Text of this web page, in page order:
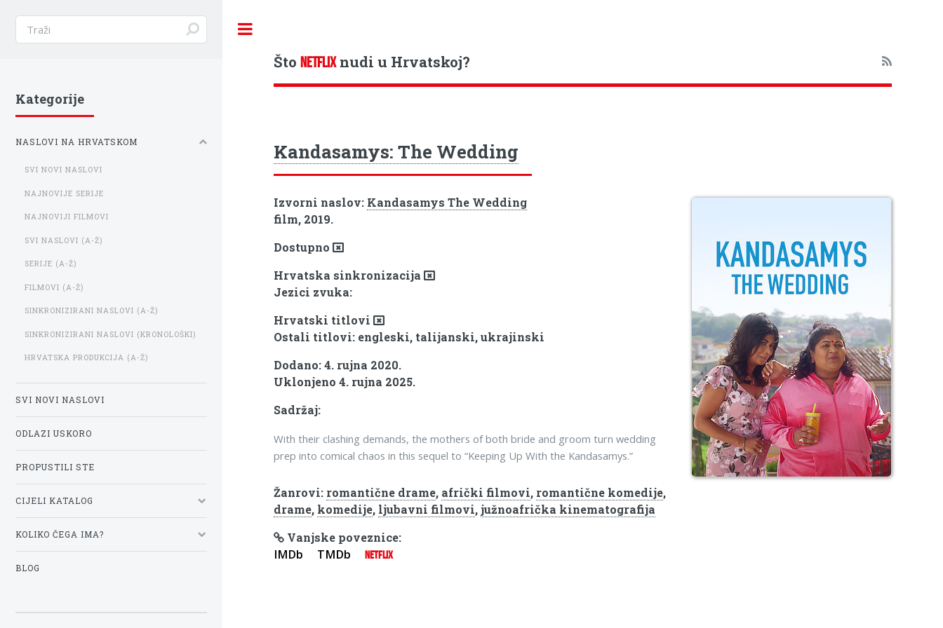
ŠtoNETFLIXnudi u Hrvatskoj?
Kandasamys: The Wedding
Izvorni naslov: Kandasamys The Wedding
film, 2019.
Dostupno
Hrvatska sinkronizacija
Jezici zvuka:
Hrvatski titlovi
Ostali titlovi: engleski, talijanski, ukrajinski
Dodano: 4. rujna 2020.
Uklonjeno 4. rujna 2025.
Sadržaj:
With their clashing demands, the mothers of both bride and groom turn wedding
prep into comical chaos in this sequel to “Keeping Up With the Kandasamys.”
Žanrovi: romantične drame, afrički filmovi, romantične komedije,
drame, komedije, ljubavni filmovi,južnoafrička kinematografija
Vanjske poveznice:
IMDb TMDb NETFLIX
Kategorije
NASLOVI NA HRVATSKOM
SVI NOVI NASLOVI
NAJNOVIJE SERIJE
NAJNOVIJI FILMOVI
SVI NASLOVI (A-Ž)
SERIJE (A-Ž)
FILMOVI (A-Ž)
SINKRONIZIRANI NASLOVI (A-Ž)
SINKRONIZIRANI NASLOVI (KRONOLOŠKI)
HRVATSKA PRODUKCIJA (A-Ž)
SVI NOVI NASLOVI
ODLAZI USKORO
PROPUSTILI STE
CIJELI KATALOG
KOLIKO ČEGA IMA?
BLOG
Toggle